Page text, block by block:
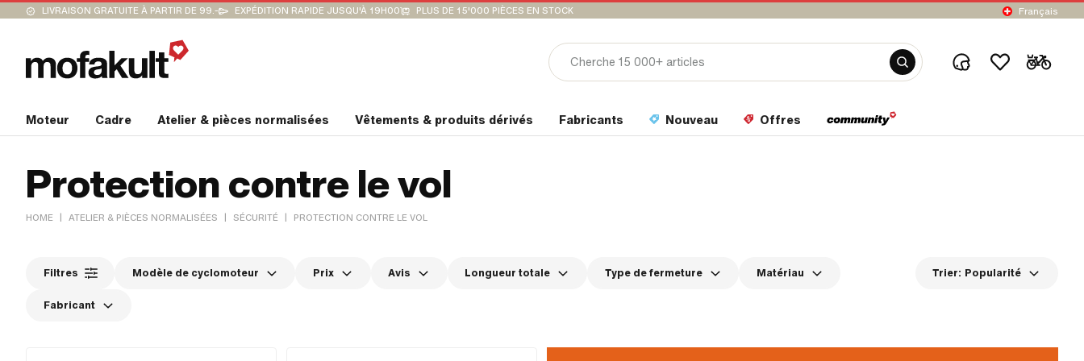
LIVRAISON GRATUITE À PARTIR DE 99.- EXPÉDITION RAPIDE JUSQU'À 19H00 PLUS DE 15'000 PIÈCES EN STOCK Français
Moteur Cadre Atelier & pièces normalisées Vêtements & produits dérivés Fabricants Nouveau Offres
Protection contre le vol
HOME | ATELIER & PIÈCES NORMALISÉES | SÉCURITÉ | PROTECTION CONTRE LE VOL
Filtres Modèle de cyclomoteur Prix Avis Longueur totale Type de fermeture Matériau
Fabricant
Trier: Popularité